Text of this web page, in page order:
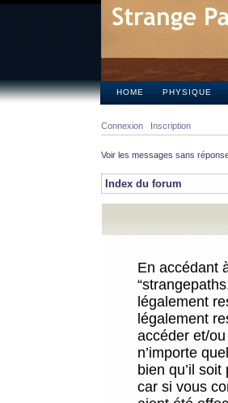
HOME PHYSIQUE
Connexion Inscription
Voir les messages sans
Index du forum
En accédant
légalement
légalement
accéder et/
n’importe
bien qu’il
car si vous